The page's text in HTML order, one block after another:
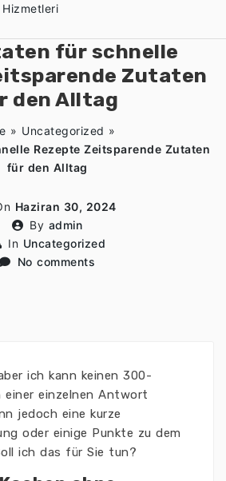
für schnelle
Zutaten
den Alltag
» Uncategorized »
Rezepte Zeitsparende Zutaten
für den Alltag
Haziran 30, 2024
By admin
In Uncategorized
No comments
ich kann keinen 300-
einer einzelnen Antwort
jedoch eine kurze
oder einige Punkte zu dem
ich das für Sie tun?